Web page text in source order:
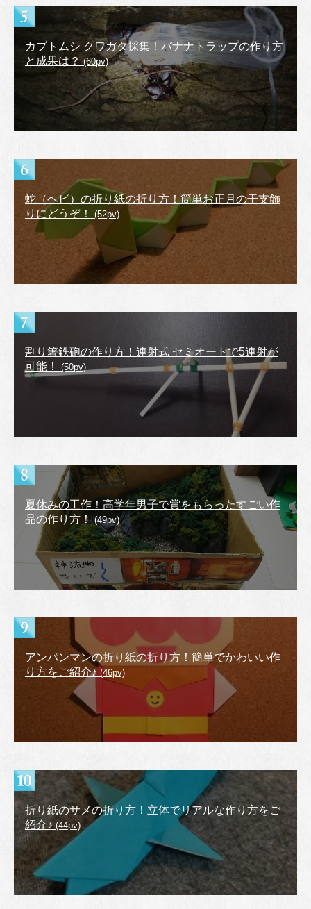
カブトムシ クワガタ採集！バナナトラップの作り方
と成果は？(60pv)
蛇（ヘビ）の折り紙の折り方！簡単お正月の干支飾
りにどうぞ！
(52pv)
割り箸鉄砲の作り方！連射式 セミオートで5連射が
可能！
(50pv)
夏休みの工作！高学年男子で賞をもらったすごい作
品の作り方！(49pv)
アンパンマンの折り紙の折り方！簡単でかわいい作
り方をご紹介♪ (46pv)
折り紙のサメの折り方！立体でリアルな作り方をご
紹介♪(44pv)